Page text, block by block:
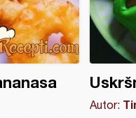
Autor: